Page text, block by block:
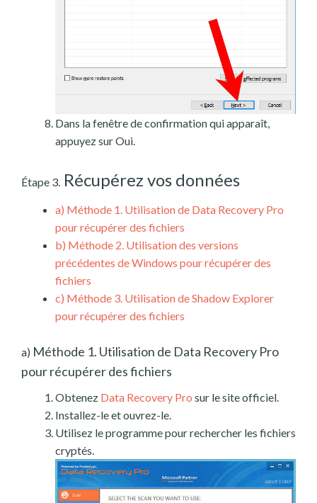
Dans la fenêtre de confirmation qui apparaît,
appuyez sur Oui.
Étape 3. Récupérez vos données
a) Méthode 1. Utilisation de Data Recovery Pro
pour récupérer des fichiers
b) Méthode 2. Utilisation des versions
précédentes de Windows pour récupérer des
fichiers
c) Méthode 3. Utilisation de Shadow Explorer
pour récupérer des fichiers
a) Méthode 1. Utilisation de Data Recovery Pro
pour récupérer des fichiers
Obtenez Data Recovery Pro sur le site officiel.
Installez-le et ouvrez-le.
Utilisez le programme pour rechercher les fichiers
cryptés.